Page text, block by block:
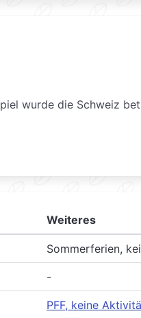
wurde die Schweiz
Weiteres
Sommerferien,
-
PFF, keine